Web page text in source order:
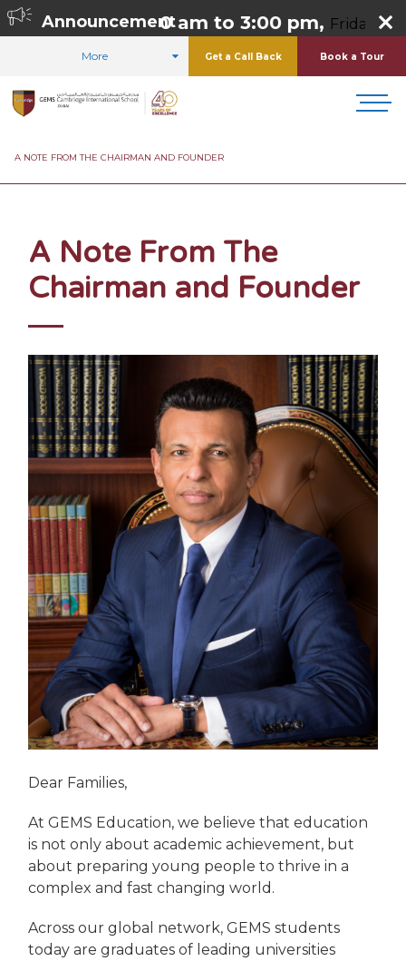
Announcement
8:00 am to 3:00 pm,Friday 8:00 am
More Get a Call Back Book a Tour
A NOTE FROM THE CHAIRMAN AND FOUNDER
A Note From The
Chairman and Founder
Dear Families,
At GEMS Education, we believe that education
is not only about academic achievement, but
about preparing young people to thrive in a
complex and fast changing world.
Across our global network, GEMS students
today are graduates of leading universities